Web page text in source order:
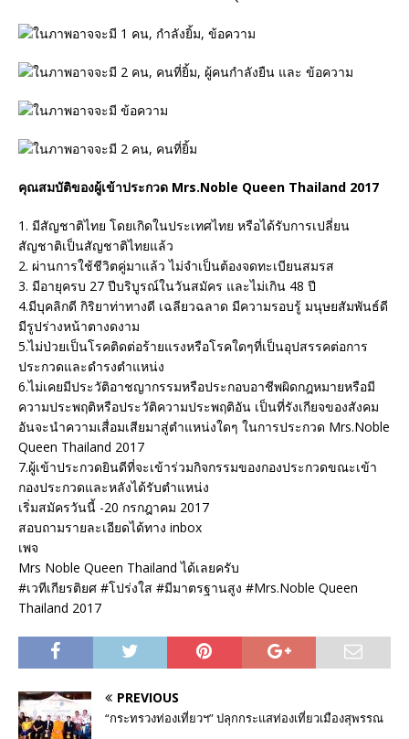
คุณสมบัติของผู้เข้าประกวด Mrs.Noble Queen Thailand 2017
1. มีสัญชาติไทย โดยเกิดในประเทศไทย หรือได้รับการเปลี่ยน
สัญชาติเป็นสัญชาติไทยแล้ว
2. ผ่านการใช้ชีวิตคู่มาแล้ว ไม่จำเป็นต้องจดทะเบียนสมรส
3. มีอายุครบ 27 ปีบริบูรณ์ในวันสมัคร และไม่เกิน 48 ปี
4.มีบุคลิกดี กิริยาท่าทางดี เฉลียวฉลาด มีความรอบรู้ มนุษยสัมพันธ์ดี
มีรูปร่างหน้าตางดงาม
5.ไม่ป่วยเป็นโรคติดต่อร้ายแรงหรือโรคใดๆที่เป็นอุปสรรคต่อการ
ประกวดและดำรงตำแหน่ง
6.ไม่เคยมีประวัติอาชญากรรมหรือประกอบอาชีพผิดกฎหมายหรือมี
ความประพฤติหรือประวัติความประพฤติอัน เป็นที่รังเกียจของสังคม
อันจะนำความเสื่อมเสียมาสู่ตำแหน่งใดๆ ในการประกวด Mrs.Noble
Queen Thailand 2017
7.ผู้เข้าประกวดยินดีที่จะเข้าร่วมกิจกรรมของกองประกวดขณะเข้า
กองประกวดและหลังได้รับตำแหน่ง
เริ่มสมัครวันนี้ -20 กรกฎาคม 2017
สอบถามรายละเอียดได้ทาง inbox
เพจ
Mrs Noble Queen Thailand ได้เลยครับ
#เวทีเกียรติยศ #โปร่งใส #มีมาตรฐานสูง #Mrs.Noble Queen
Thailand 2017
PREVIOUS
“กระทรวงท่องเที่ยวฯ” ปลุกกระแสท่องเที่ยวเมืองสุพรรณ